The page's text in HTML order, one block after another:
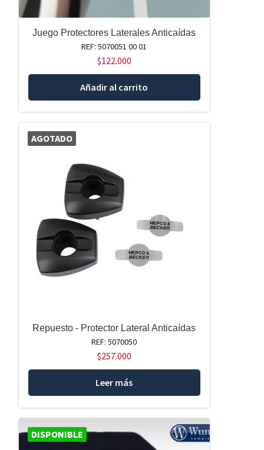
Juego Protectores Laterales Anticaídas
REF: 5070051 00 01
$122.000
Añadir al carrito
AGOTADO
Repuesto - Protector Lateral Anticaídas
REF: 5070050
$257.000
Leer más
DISPONIBLE